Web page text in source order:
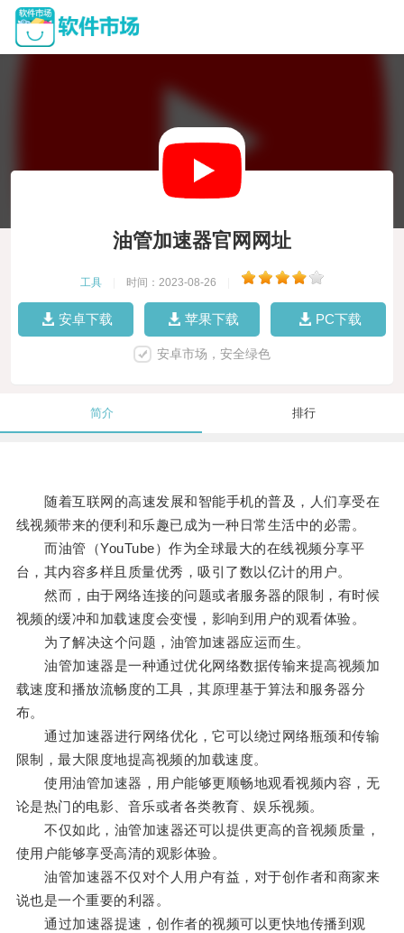
油管加速器官网网址
工具 时间：2023-08-26
安卓下载 苹果下载 PC下载
安卓市场，安全绿色
简介 排行
随着互联网的高速发展和智能手机的普及，人们享受在
线视频带来的便利和乐趣已成为一种日常生活中的必需。
而油管（YouTube）作为全球最大的在线视频分享平
台，其内容多样且质量优秀，吸引了数以亿计的用户。
然而，由于网络连接的问题或者服务器的限制，有时候
视频的缓冲和加载速度会变慢，影响到用户的观看体验。
为了解决这个问题，油管加速器应运而生。
油管加速器是一种通过优化网络数据传输来提高视频加
载速度和播放流畅度的工具，其原理基于算法和服务器分
布。
通过加速器进行网络优化，它可以绕过网络瓶颈和传输
限制，最大限度地提高视频的加载速度。
使用油管加速器，用户能够更顺畅地观看视频内容，无
论是热门的电影、音乐或者各类教育、娱乐视频。
不仅如此，油管加速器还可以提供更高的音视频质量，
使用户能够享受高清的观影体验。
油管加速器不仅对个人用户有益，对于创作者和商家来
说也是一个重要的利器。
通过加速器提速，创作者的视频可以更快地传播到观